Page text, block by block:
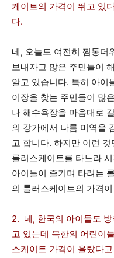
케이트의 가격이 뛰고 있
다.
네, 오늘도 여전히 찜통더
보내자고 많은 주민들이
알고 있습니다. 특히 아이
이장을 찾는 주민들이 많
나 해수욕장을 마음대로
의 강가에서 나름 미역을
고 합니다. 하지만 이런
롤러스케이트를 타느라
아이들이 즐기며 타려는
의 롤러스케이트의 가격
2. 네, 한국의 아이들도
고 있는데 북한의 어린이
스케이트 가격이 올랐다